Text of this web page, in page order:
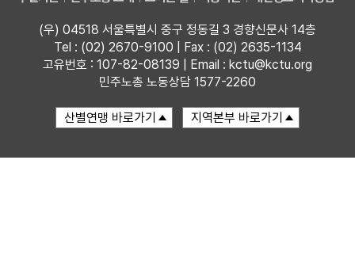
(우) 04518 서울특별시 중구 정동길 3 경향신문사 14층
Tel : (02) 2670-9100 | Fax : (02) 2635-1134
고유번호 : 107-82-08139 | Email : kctu@kctu.org
민주노총 노동상담 1577-2260